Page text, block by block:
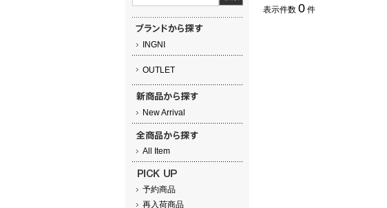
INGNI
OUTLET
New Arrival
All Item
予約商品
再入荷商品
表示件数 0 件